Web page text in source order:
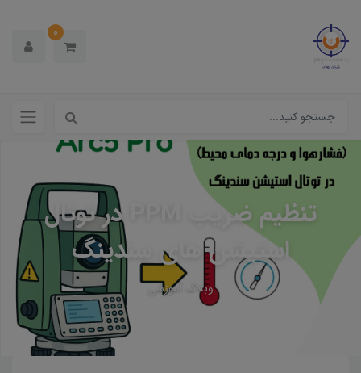
0
تنظیم ضریب PPM در توتال
استیشن های سندینگ
وبلاگ آموزشی